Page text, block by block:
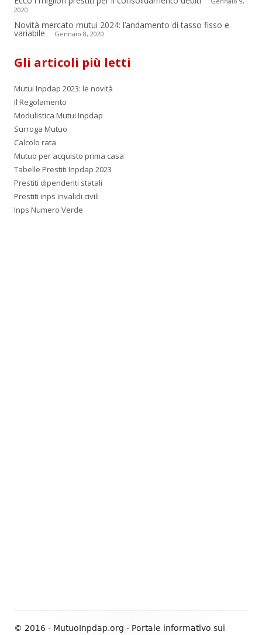
2020
Novità mercato mutui 2024: l’andamento di tasso fisso e
variabile Gennaio 8, 2020
Gli articoli più letti
Mutui Inpdap 2023: le novità
Il Regolamento
Modulistica Mutui Inpdap
Surroga Mutuo
Calcolo rata
Mutuo per acquisto prima casa
Tabelle Prestiti Inpdap 2023
Prestiti dipendenti statali
Prestiti inps invalidi civili
Inps Numero Verde
© 2016 - MutuoInpdap.org - Portale informativo sui